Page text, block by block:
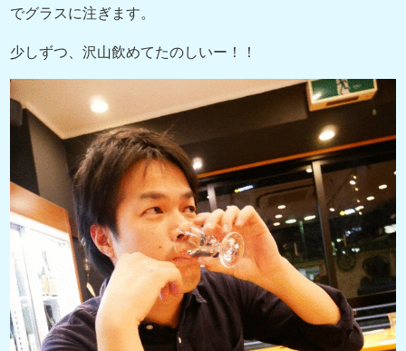
でグラスに注ぎます。
少しずつ、沢山飲めてたのしいー！！